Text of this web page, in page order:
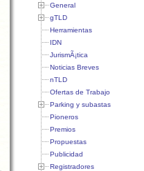
General
gTLD
Herramientas
IDN
JurismÃ¡tica
Noticias Breves
nTLD
Ofertas de Trabajo
Parking y subastas
Pioneros
Premios
Propuestas
Publicidad
Registradores